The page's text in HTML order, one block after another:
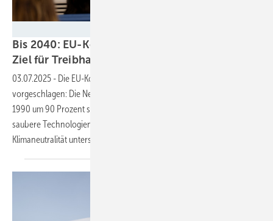
Bis 2040: EU-Kommission schlägt 90-Prozent-
Ziel für Treibhausgasreduktion
03.07.2025 - Die EU-Kommission hat ein neues Klimaziel für 2040
vorgeschlagen: Die Netto-Treibhausgasemissionen sollen gegenüber
1990 um 90 Prozent sinken. Der Vorschlag soll Investitionen in
saubere Technologien stärken und die Industrie auf dem Weg zur
Klimaneutralität unterstützen, heißt es von der